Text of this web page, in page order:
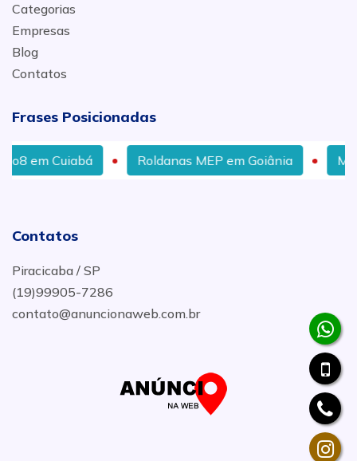
Categorias
Empresas
Blog
Contatos
Frases Posicionadas
Roldanas MEP em Goiânia Manutenção Em
Contatos
Piracicaba / SP
(19)99905-7286
contato@anuncionaweb.com.br